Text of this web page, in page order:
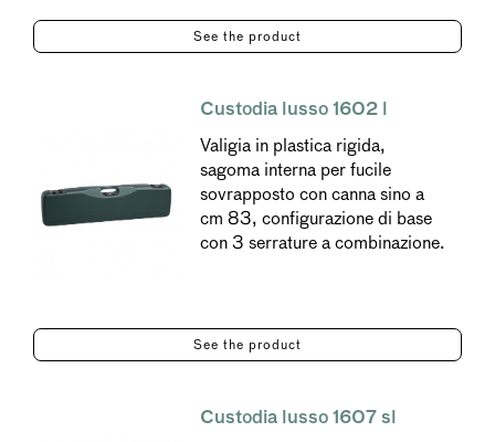
See the product
Custodia lusso 1602 l
Valigia in plastica rigida,
sagoma interna per fucile
sovrapposto con canna sino a
cm 83, configurazione di base
con 3 serrature a combinazione.
See the product
Custodia lusso 1607 sl